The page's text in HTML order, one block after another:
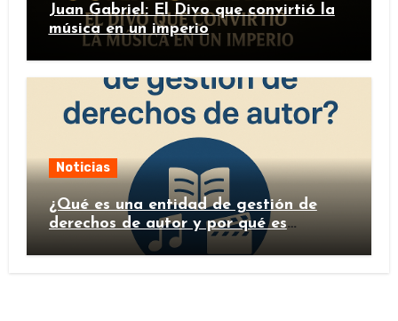
Juan Gabriel: El Divo que convirtió la
música en un imperio
Noticias
¿Qué es una entidad de gestión de
derechos de autor y por qué es
importante?